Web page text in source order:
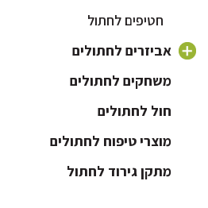
אוכל לחתול מסורס | אוכל לייט לחתול
אוכל לחתול עם בעיות בדרכי השתן
שימורים לחתול בוגר
שימורים לגורי חתולים
שימורים לחתול מסורס
חטיפים לחתול
אביזרים לחתולים
ארגז חול לחתול
כלוב לחתול ותיקי נשיאה
כלי אוכל לחתול
מיטה לחתול
משחקים לחתולים
חול לחתולים
מוצרי טיפוח לחתולים
מתקן גירוד לחתול